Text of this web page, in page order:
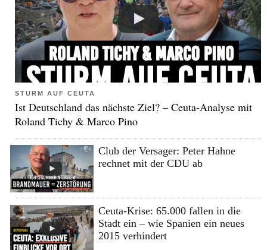
STURM AUF CEUTA
Ist Deutschland das nächste Ziel? – Ceuta-Analyse mit
Roland Tichy & Marco Pino
Club der Versager: Peter Hahne
rechnet mit der CDU ab
Ceuta-Krise: 65.000 fallen in die
Stadt ein – wie Spanien ein neues
2015 verhindert